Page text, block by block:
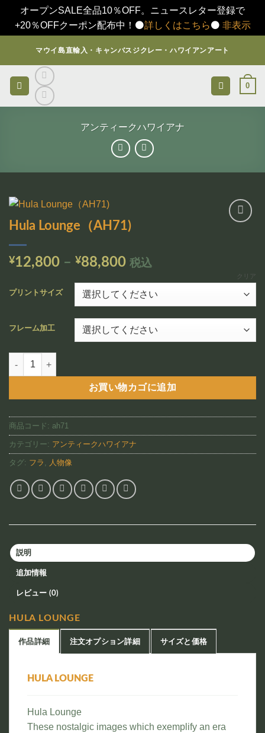
オープンSALE全品10％OFF。ニュースレター登録で
+20％OFFクーポン配布中！⚫️詳しくはこちら⚫️ 非表示
マウイ島直輸入・キャンバスジクレー・ハワイアンアート
0
アンティークハワイアナ
Hula Lounge（AH71)
¥12,800 – ¥88,800価
帯:
¥12,800
–
¥88,800
税込
プリントサイズ
フレーム加工
クリア
Hula Lounge（AH71)個
お買い物カゴに追加
商品コード: ah71
カテゴリー: アンティークハワイアナ
タグ: フラ , 人物像
説明
追加情報
レビュー (0)
HULA LOUNGE
作品詳細 注文オプション詳細 サイズと価格
HULA LOUNGE
Hula Lounge
These nostalgic images which exemplify an era